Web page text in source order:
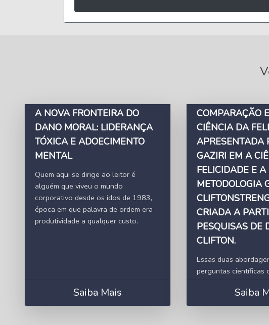
A NOVA FRONTEIRA DO
DANO MORAL: LIDERANÇA
TÓXICA E ADOECIMENTO
MENTAL
Quem aqui se dirige ao leitor é
alguém que viveu o mundo
corporativo desde os idos de 1983,
época em que palavra de ordem era
produtividade a qualquer custo.
Saiba Mais
COMPARAÇÃO
CIÊNCIA DA
APRESENTADA
GAZIRI EM A
FELICIDADE E A
METODOLOGIA
CRIADA A
PESQUISAS DE
CLIFTON.
Essas duas
perguntas científicas
Saiba